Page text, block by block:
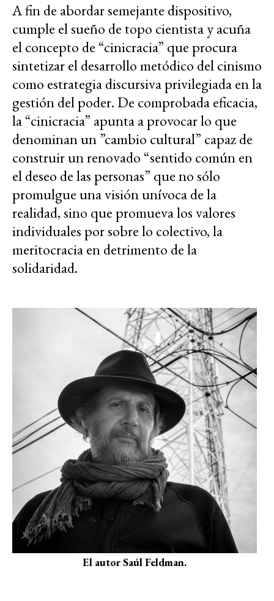
A fin de abordar semejante dispositivo,
cumple el sueño de topo cientista y acuña
el concepto de “cinicracia” que procura
sintetizar el desarrollo metódico del cinismo
como estrategia discursiva privilegiada en la
gestión del poder. De comprobada eficacia,
la “cinicracia” apunta a provocar lo que
denominan un ”cambio cultural” capaz de
construir un renovado “sentido común en
el deseo de las personas” que no sólo
promulgue una visión unívoca de la
realidad, sino que promueva los valores
individuales por sobre lo colectivo, la
meritocracia en detrimento de la
solidaridad.
El autor Saúl Feldman.